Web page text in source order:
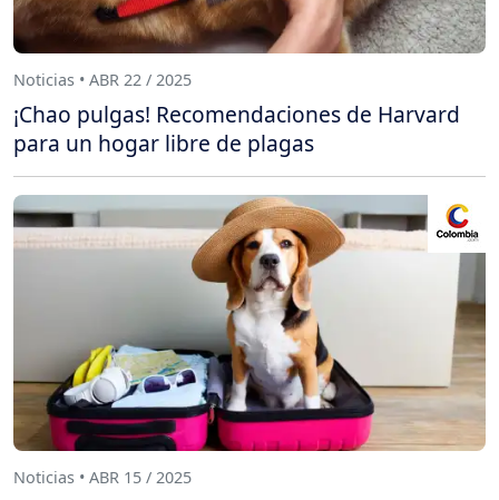
Noticias • ABR 22 / 2025
¡Chao pulgas! Recomendaciones de Harvard
para un hogar libre de plagas
Noticias • ABR 15 / 2025